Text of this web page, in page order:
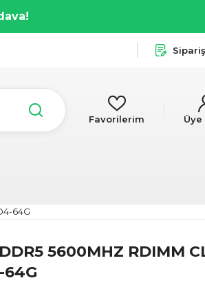
Favorilerim Üye
64G
5600MHZ RDIMM
64G